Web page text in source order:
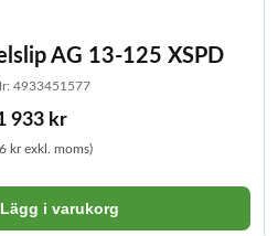
AG 13-125 XSPD
4933451577
933 kr
kr exkl. moms)
Lägg i varukorg